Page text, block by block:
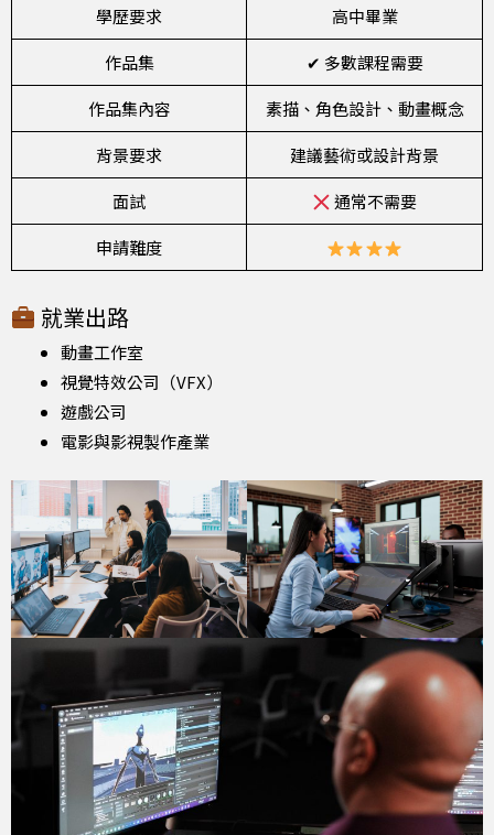
學歷要求
高中畢業
作品集
✔ 多數課程需要
作品集內容
素描、角色設計、動畫概念
背景要求
建議藝術或設計背景
面試
通常不需要
申請難度
就業出路
動畫工作室
視覺特效公司（VFX）
遊戲公司
電影與影視製作產業